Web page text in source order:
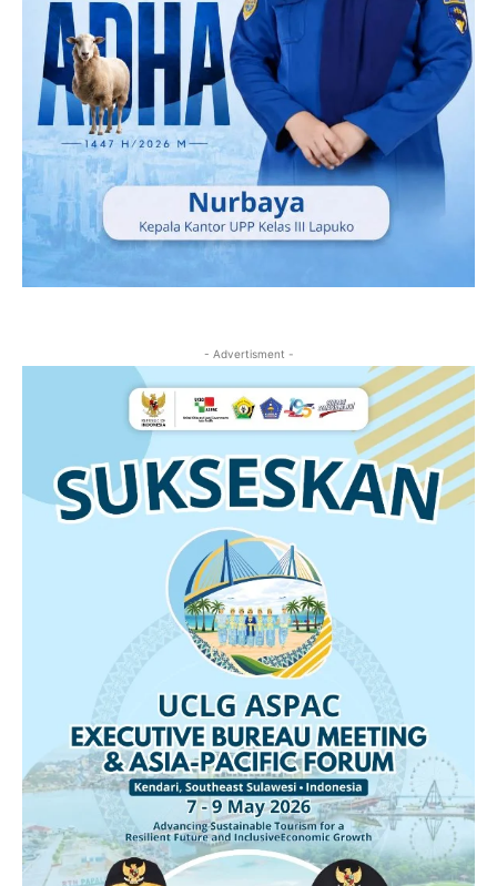
- Advertisment -